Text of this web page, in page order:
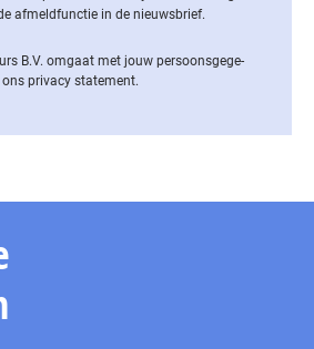
af­meld­func­tie in de nieuwsbrief.
B.V. omgaat met jouw per­soons­ge­ge­
privacy statement.